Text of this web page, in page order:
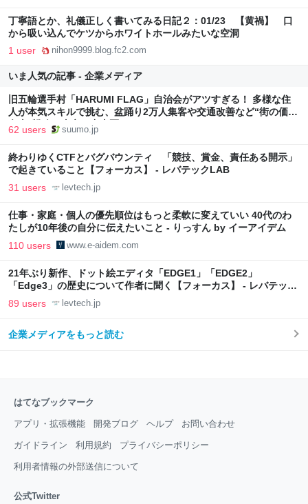
丁寧語とか、礼儀正しく書いてみる日記２：01/23 【黄禍】 口
から吸い込んでケツからホワイトホールみたいな空洞
1 user nihon9999.blog.fc2.com
いま人気の記事 - 企業メディア
旧五輪選手村「HARUMI FLAG」自治会がアツすぎる！ 多様な住
人が本気スキルで挑む、盆踊り2万人集客や交通改善など“街の価値
向上”戦略 東京・中央区
62 users suumo.jp
終わりゆくCTFとバグバウンティ 「競技、賞金、責任ある開示」
で起きていること【フォーカス】 - レバテックLAB
31 users levtech.jp
仕事・家庭・個人の優先順位はもっと柔軟に変えていい 40代のわ
たしが10年後の自分に伝えたいこと - りっすん by イーアイデム
110 users www.e-aidem.com
21年ぶり新作、ドット絵エディタ「EDGE1」「EDGE2」
「Edge3」の歴史について作者に聞く【フォーカス】 - レバテック
LAB
89 users levtech.jp
企業メディアをもっと読む
はてなブックマーク
アプリ・拡張機能 開発ブログ ヘルプ お問い合わせ
ガイドライン 利用規約 プライバシーポリシー
利用者情報の外部送信について
公式Twitter